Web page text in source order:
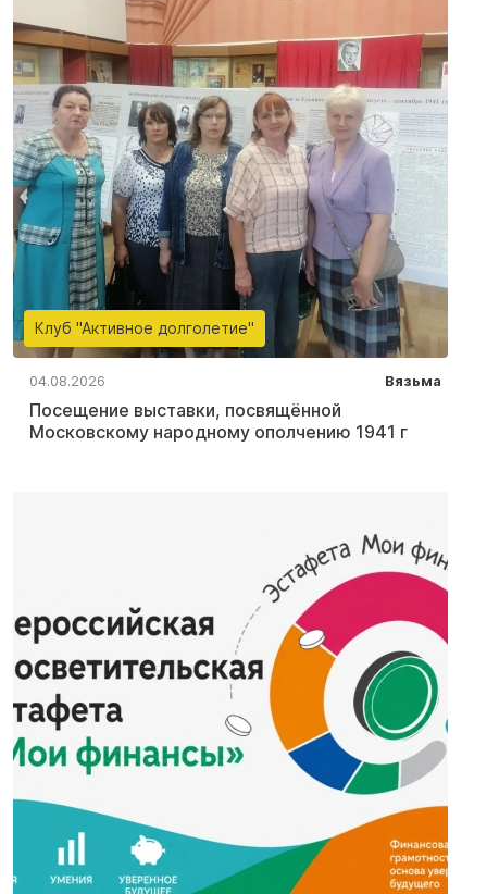
Клуб "Активное долголетие"
04.08.2026 Вязьма
Посещение выставки, посвящённой
Московскому народному ополчению 1941 г